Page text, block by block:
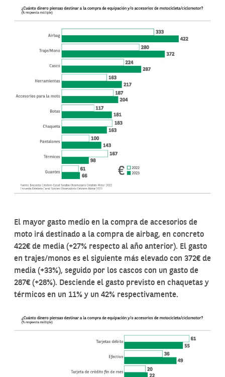
El mayor gasto medio en la compra de accesorios de
moto irá destinado a la compra de airbag, en concreto
422€ de media (+27% respecto al año anterior). El gasto
en trajes/monos es el siguiente más elevado con 372€ de
media (+33%), seguido por los cascos con un gasto de
287€ (+28%). Desciende el gasto previsto en chaquetas y
térmicos en un 11% y un 42% respectivamente.